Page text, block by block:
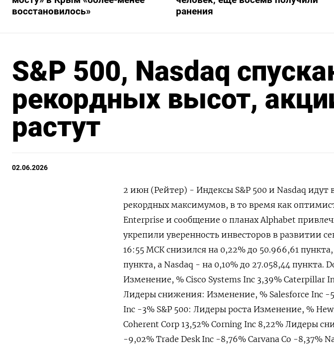
восстановилось»
ранения
S&P 500, Nasdaq
рекордных высот,
растут
02.06.2026
2 июн (Рейтер) - Индексы S&P 500 и Nasdaq идут
‌рекордных максимумов, в то время как
Enterprise и сообщение о планах Alphabet
укрепили ​уверенность инвесторов в ⁠развитии
16:55 ‌МСК снизился на 0,22% до 50.966,61 ​пункта,
пункта, а Nasdaq - на 0,10% до ‌27.058,44 пункта.
Изменение, % Cisco Systems Inc 3,39% Caterpillar
Лидеры ​снижения: Изменение, % Salesforce Inc -‌
Inc -3% S&​P 500: Лидеры роста Изменение, %
Coherent Corp 13,52% Corning Inc 8,22% Лидеры
-9,02% Trade Desk Inc -8,76% Carvana Co -8,37%